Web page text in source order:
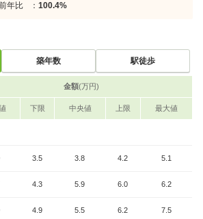
年比
： 100.4%
築年数 駅徒歩
金額(万円)
下限 中央値 上限 最大値
3.5 3.8 4.2 5.1
4.3 5.9 6.0 6.2
4.9 5.5 6.2 7.5